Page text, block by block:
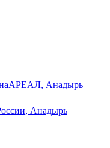
АРЕАЛ, Анадырь
Анадырь